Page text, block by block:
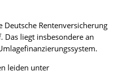
Deutsche Rentenversicherung
Das liegt insbesondere an
leiden unter